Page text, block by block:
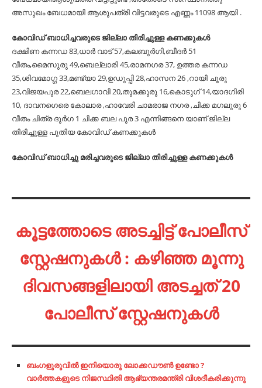
അസുഖം ബേധമായി ആശുപത്രി വിട്ടവരുടെ എണ്ണം 11098 ആയി .
കോവിഡ് ബാധിച്ചവരുടെ ജില്ലാ തിരിച്ചുള്ള കണക്കുകൾ
ദക്ഷിണ കന്നഡ 83,ധാർ വാട് 57,കലബുർഗി,ബീദർ 51
വീതം,മൈസുരു 49,ബെല്ലാരി 45,രാമനഗര 37, ഉത്തര കന്നഡ
35,ശിവമോഗ്ഗ 33,മണ്ട്യാ 29,ഉഡുപ്പി 28,ഹാസന 26 ,റായി ചൂരു
23,വിജയപുര 22,ബെലഗാവി 20,തുമക്കുരു 16,കൊടുഗ് 14,യാദഗിരി
10, ദാവനഗെരെ കോലാര ,ഹാവേരി ചാമരാജ നഗര ,ചിക്ക മഗലുരു 6
വീതം ചിത്ര ദുർഗ 1 ചിക്ക ബല പുര 3 എന്നിങ്ങനെ യാണ് ജില്ല
തിരിച്ചുള്ള പുതിയ കോവിഡ് കണക്കുകൾ
കോവിഡ് ബാധിച്ചു മരിച്ചവരുടെ ജില്ലാ തിരിച്ചുള്ള കണക്കുകൾ
കൂട്ടത്തോടെ അടച്ചിട്ട് പോലീസ്
സ്റ്റേഷനുകൾ : കഴിഞ്ഞ മൂന്നു
ദിവസങ്ങളിലായി അടച്ചത് 20
പോലീസ് സ്റ്റേഷനുകൾ
ബംഗളുരുവിൽ ഇനിയൊരു ലോക്കഡൗൺ ഉണ്ടോ ?
വാർത്തകളുടെ നിജസ്ഥിതി ആഭ്യന്തരമന്ത്രി വിശദീകരിക്കുന്നു